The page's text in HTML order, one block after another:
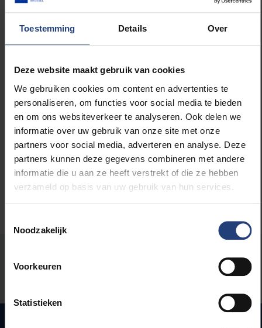
Toestemming Details Over
Deze website maakt gebruik van cookies
We gebruiken cookies om content en advertenties te
personaliseren, om functies voor social media te bieden
en om ons websiteverkeer te analyseren. Ook delen we
informatie over uw gebruik van onze site met onze
partners voor social media, adverteren en analyse. Deze
partners kunnen deze gegevens combineren met andere
informatie die u aan ze heeft verstrekt of die ze hebben
verzameld op basis van uw gebruik van hun services.
Noodzakelijk
Voorkeuren
Statistieken
daartoe te komen staan twee kernbegrippen
centraal: ‘respect’ en ‘samen’.” Lees meer op
knack.be.
Lees meer over:
Maatschappij en engagement